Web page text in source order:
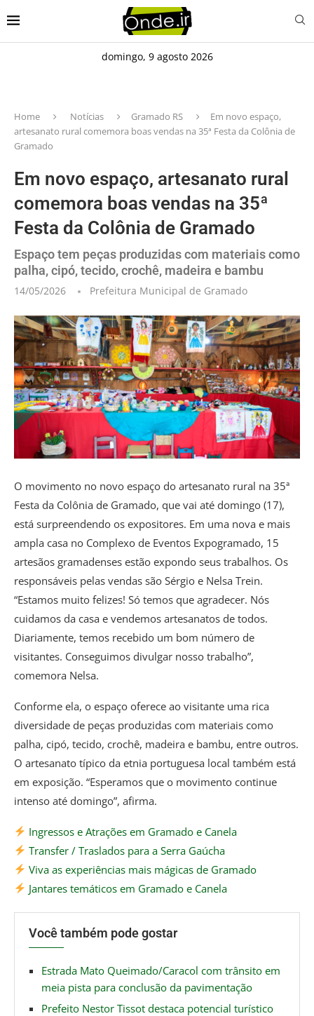
domingo, 9 agosto 2026
Home Notícias Gramado RS
Em novo espaço,
artesanato rural comemora boas vendas na 35ª Festa da Colônia de
Gramado
Em novo espaço, artesanato rural
comemora boas vendas na 35ª
Festa da Colônia de Gramado
Espaço tem peças produzidas com materiais como
palha, cipó, tecido, crochê, madeira e bambu
14/05/2026 Prefeitura Municipal de Gramado
O movimento no novo espaço do artesanato rural na 35ª
Festa da Colônia de Gramado, que vai até domingo (17),
está surpreendendo os expositores. Em uma nova e mais
ampla casa no Complexo de Eventos Expogramado, 15
artesãos gramadenses estão expondo seus trabalhos. Os
responsáveis pelas vendas são Sérgio e Nelsa Trein.
“Estamos muito felizes! Só temos que agradecer. Nós
cuidamos da casa e vendemos artesanatos de todos.
Diariamente, temos recebido um bom número de
visitantes. Conseguimos divulgar nosso trabalho”,
comemora Nelsa.
Conforme ela, o espaço oferece ao visitante uma rica
diversidade de peças produzidas com materiais como
palha, cipó, tecido, crochê, madeira e bambu, entre outros.
O artesanato típico da etnia portuguesa local também está
em exposição. “Esperamos que o movimento continue
intenso até domingo”, afirma.
Ingressos e Atrações em Gramado e Canela
Transfer / Traslados para a Serra Gaúcha
Viva as experiências mais mágicas de Gramado
Jantares temáticos em Gramado e Canela
Você também pode gostar
Estrada Mato Queimado/Caracol com trânsito em
meia pista para conclusão da pavimentação
Prefeito Nestor Tissot destaca potencial turístico